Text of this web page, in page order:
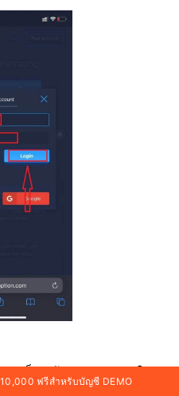
ะเห็นหน้าการฝากเงิน ใน
ณต้องลงทุนในบัญชีของคุณ
ฟรีสำหรับบัญชี DEMO